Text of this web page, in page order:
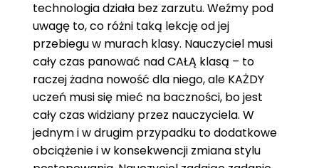
technologia działa bez zarzutu. Weźmy pod
uwagę to, co różni taką lekcję od jej
przebiegu w murach klasy. Nauczyciel musi
cały czas panować nad CAŁĄ klasą – to
raczej żadna nowość dla niego, ale KAŻDY
uczeń musi się mieć na baczności, bo jest
cały czas widziany przez nauczyciela. W
jednym i w drugim przypadku to dodatkowe
obciążenie i w konsekwencji zmiana stylu